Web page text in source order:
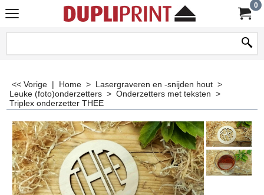
0
<< Vorige | Home > Lasergraveren en -snijden hout >
Leuke (foto)onderzetters > Onderzetters met teksten >
Triplex onderzetter THEE